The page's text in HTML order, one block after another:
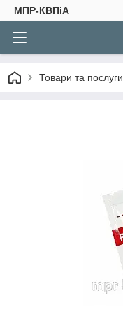
МПР-КВПіА
Товари та послуги